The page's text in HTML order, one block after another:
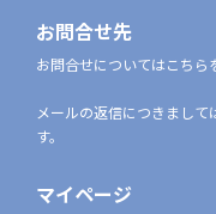
お問合せ先
お問合せについてはこちら
メールの返信につきまし
す。
マイページ